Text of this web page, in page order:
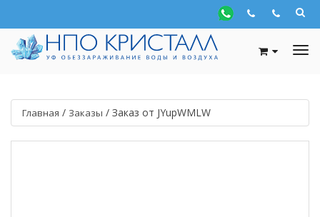
Главная / Заказы / Заказ от JYupWMLW